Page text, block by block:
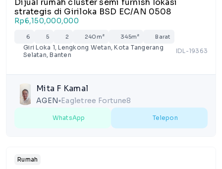
Dijual rumah cluster semi furnish lokasi
strategis di Giriloka BSD EC/AN 0508
Rp6,150,000,000
6 5 2 240m² 345m² Barat
Giri Loka 1, Lengkong Wetan, Kota Tangerang
Selatan, Banten
IDL-19363
Mita F Kamal
AGEN lens Eagletree Fortune8
WhatsApp Telepon
Rumah